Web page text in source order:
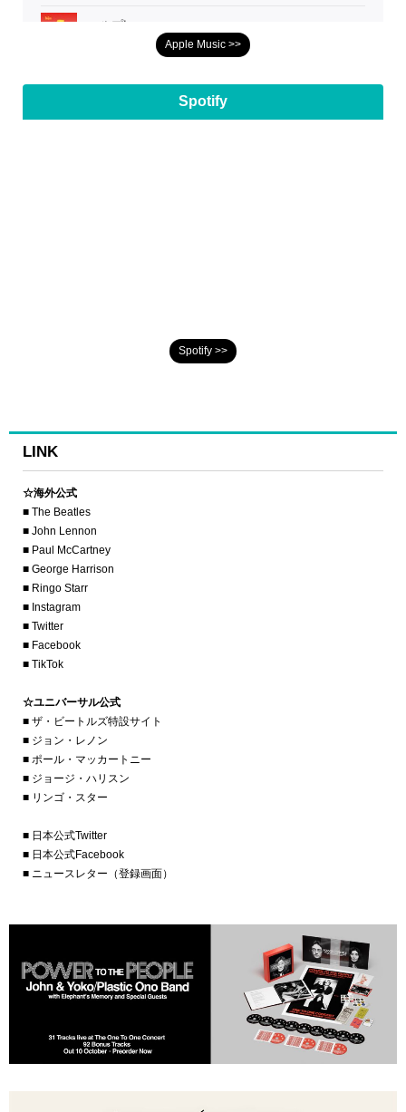
Apple Music >>
Spotify
Spotify >>
LINK
☆海外公式
■ The Beatles
■ John Lennon
■ Paul McCartney
■ George Harrison
■ Ringo Starr
■ Instagram
■ Twitter
■ Facebook
■ TikTok
☆ユニバーサル公式
■ ザ・ビートルズ特設サイト
■ ジョン・レノン
■ ポール・マッカートニー
■ ジョージ・ハリスン
■ リンゴ・スター
■ 日本公式Twitter
■ 日本公式Facebook
■ ニュースレター（登録画面）